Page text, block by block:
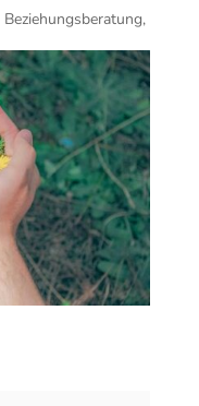
Beziehungsberatung,